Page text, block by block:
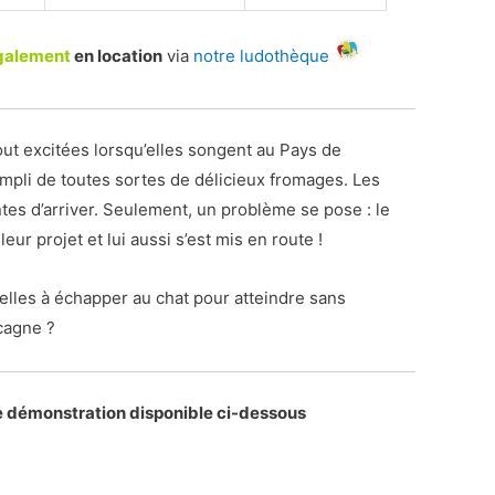
en location via notre ludothèque
excitées lorsqu’elles songent au Pays de
de toutes sortes de délicieux fromages. Les
d’arriver. Seulement, un problème se pose : le
projet et lui aussi s’est mis en route !
à échapper au chat pour atteindre sans
?
démonstration disponible ci-dessous